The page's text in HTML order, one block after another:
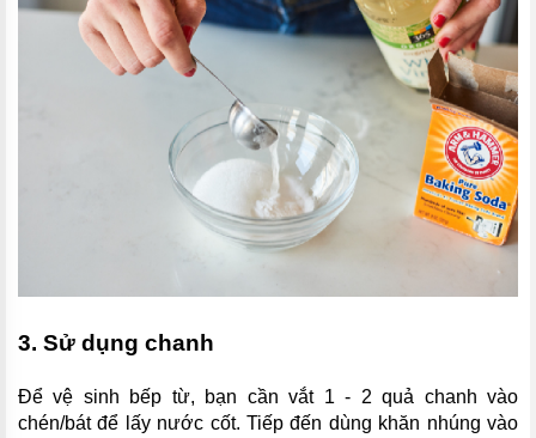
3. Sử dụng chanh
Để vệ sinh bếp từ, bạn cần vắt 1 - 2 quả chanh vào
chén/bát để lấy nước cốt. Tiếp đến dùng khăn nhúng vào